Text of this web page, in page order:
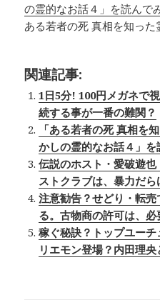
の霊的なお話４」を読んで
ある若者の死 真相を知っ
関連記事:
1日5分! 100円メガネで
続する事が一番の難関？
「ある若者の死 真相を
かしの霊的なお話４」を
伝説のホスト・愛破遊
ストクラブは、暴力だ
注意勧告？せどり・転
る。古物商の許可は、必
稼ぐ秘訣？トップユー
リエモン登場？内田理